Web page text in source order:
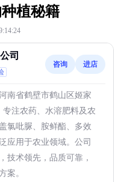
植秘籍
司
咨询 进店
南省鹤壁市鹤山区姬家
专注农药、水溶肥料及农
氯吡脲、胺鲜酯、多效
应用于农业领域。公司
技术领先，品质可靠，
案。